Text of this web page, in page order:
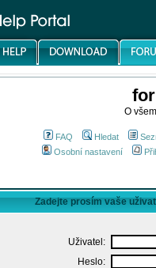
O
FAQ Hledat
Osobní nastavení
Zadejte prosím vaše
Uživatel:
Heslo: